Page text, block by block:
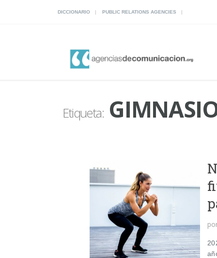
DICCIONARIO PUBLIC RELATIONS AGENCIES
Etiqueta: